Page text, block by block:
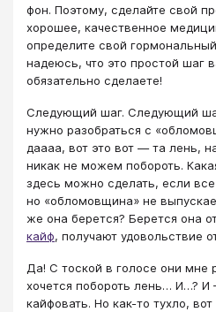
фон. Поэтому, сделайте свой
хорошее, качественное
определите свой
надеюсь, что это простой шаг
обязательно сделаете!
Следующий шаг. Следующий
нужно разобраться с
даааа, вот это вот — та лень,
никак не можем побороть.
здесь можно сделать, если
но «обломовщина» не
же она берется? Берется она
кайф, получают удовольствие
Да! С тоской в голосе они мне
хочется побороть лень… И…?
кайфовать. Но как-то тухло,